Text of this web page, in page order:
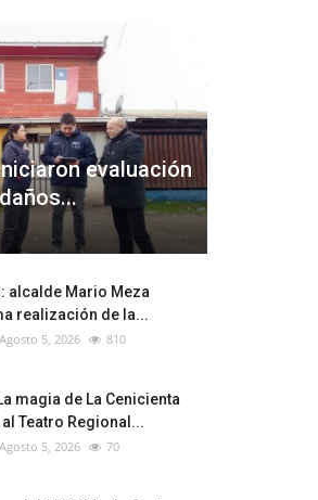
evaluación
alcalde Mario Meza
realización de la...
Agosto 5, 2026 810
magia de La Cenicienta
al Teatro Regional...
Agosto 5, 2026 70